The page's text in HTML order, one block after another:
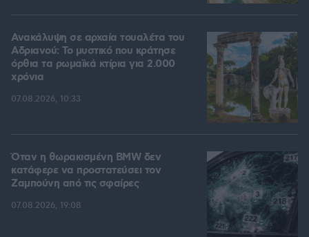
Ανακάλυψη σε αρχαία τουαλέτα του
Αδριανού: Το μυστικό που κράτησε
όρθια τα ρωμαϊκά κτίρια για 2.000
χρόνια
07.08.2026, 10:33
Όταν η θωρακισμένη BMW δεν
κατάφερε να προστατεύσει τον
Ζαμπούνη από τις σφαίρες
07.08.2026, 19:08